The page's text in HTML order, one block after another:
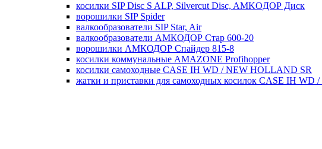
косилки SIP Disc S ALP, Silvercut Disc, AMKOДОР Диск
ворошилки SIP Spider
валкообразователи SIP Star, Air
валкообразователи АМКОДОР Стар 600-20
ворошилки АМКОДОР Спайдер 815-8
косилки коммунальные AMAZONE Profihopper
косилки самоходные CASE IH WD / NEW HOLLAND SR
жатки и приставки для самоходных косилок CASE IH